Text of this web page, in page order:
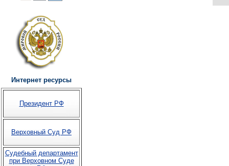
Интернет ресурсы
Президент РФ
Верховный Суд РФ
Судебный департамент
при Верховном Суде